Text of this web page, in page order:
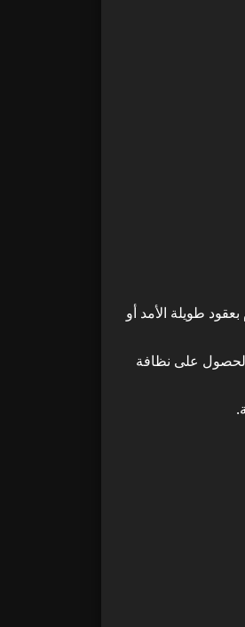
طويلة الأمد أو
على نظافة